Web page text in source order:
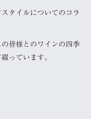
タイルについてのコラ
皆様とのワインの四季
っています。